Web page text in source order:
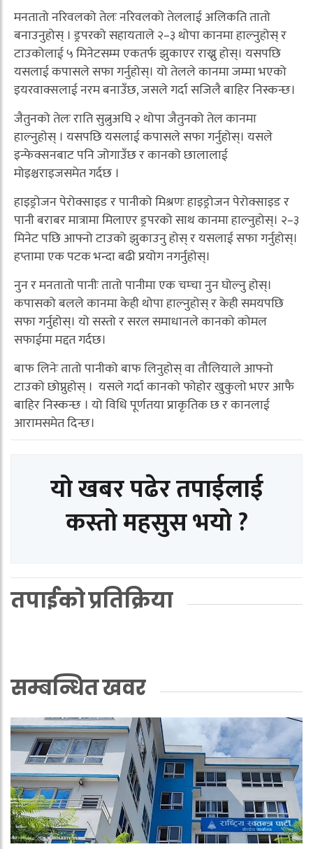
मनतातो नरिवलको तेलः नरिवलको तेललाई अलिकति तातो
बनाउनुहोस् । ड्रपरको सहायताले २–३ थोपा कानमा हाल्नुहोस् र
टाउकोलाई ५ मिनेटसम्म एकतर्फ झुकाएर राख्नु होस्। यसपछि
यसलाई कपासले सफा गर्नुहोस्। यो तेलले कानमा जम्मा भएको
इयरवाक्सलाई नरम बनाउँछ, जसले गर्दा सजिलै बाहिर निस्कन्छ।
जैतुनको तेलः राति सुत्नुअघि २ थोपा जैतुनको तेल कानमा
हाल्नुहोस् । यसपछि यसलाई कपासले सफा गर्नुहोस्। यसले
इन्फेक्सनबाट पनि जोगाउँछ र कानको छालालाई
मोइश्चराइजसमेत गर्दछ ।
हाइड्रोजन पेरोक्साइड र पानीको मिश्रणः हाइड्रोजन पेरोक्साइड र
पानी बराबर मात्रामा मिलाएर ड्रपरको साथ कानमा हाल्नुहोस्। २–३
मिनेट पछि आफ्नो टाउको झुकाउनु होस् र यसलाई सफा गर्नुहोस्।
हप्तामा एक पटक भन्दा बढी प्रयोग नगर्नुहोस्।
नुन र मनतातो पानीः तातो पानीमा एक चम्चा नुन घोल्नु होस्।
कपासको बलले कानमा केही थोपा हाल्नुहोस् र केही समयपछि
सफा गर्नुहोस्। यो सस्तो र सरल समाधानले कानको कोमल
सफाईमा मद्दत गर्दछ।
बाफ लिनेः तातो पानीको बाफ लिनुहोस् वा तौलियाले आफ्नो
टाउको छोप्नुहोस् । यसले गर्दा कानको फोहोर खुकुलो भएर आफै
बाहिर निस्कन्छ । यो विधि पूर्णतया प्राकृतिक छ र कानलाई
आरामसमेत दिन्छ।
यो खबर पढेर तपाईलाई
कस्तो महसुस भयो ?
तपाईको प्रतिक्रिया
सम्बन्धित खवर